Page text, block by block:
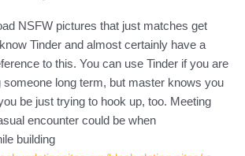
NSFW pictures that just matches get
Tinder and almost certainly have a
to this. You can use Tinder if you are
someone long term, but master knows you
be just trying to hook up, too. Meeting
encounter could be when
building